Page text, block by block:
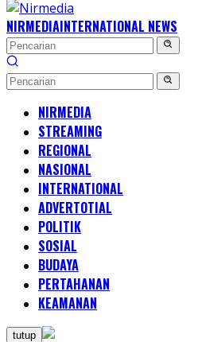
NIRMEDIAINTERNATIONAL NEWS
NIRMEDIA
STREAMING
REGIONAL
NASIONAL
INTERNATIONAL
ADVERTOTIAL
POLITIK
SOSIAL
BUDAYA
PERTAHANAN
KEAMANAN
tutup